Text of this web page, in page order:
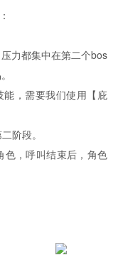
力都集中在第二个bos
，需要我们使用【庇
阶段。
色，呼叫结束后，角色